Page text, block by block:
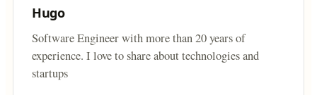
Hugo
Software Engineer with more than 20 years of
experience. I love to share about technologies and
startups